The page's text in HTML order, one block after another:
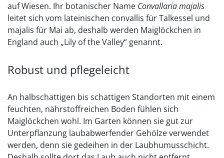
auf Wiesen. Ihr botanischer Name Convallariamajalis
leitet sich vom lateinischen convallis für Talkessel und
majalis für Mai ab, deshalb werden Maiglöckchen in
England auch „Lily of the Valley“ genannt.
Robust und pflegeleicht
An halbschattigen bis schattigen Standorten mit einem
feuchten, nährstoffreichen Boden fühlen sich
Maiglöckchen wohl. Im Garten können sie gut zur
Unterpflanzung laubabwerfender Gehölze verwendet
werden, denn sie gedeihen in der Laubhumusschicht.